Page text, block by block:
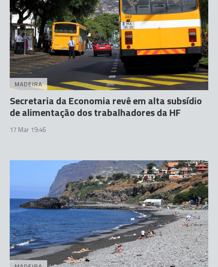
MADEIRA
Secretaria da Economia revê em alta subsídio
de alimentação dos trabalhadores da HF
17 Mar 19:46